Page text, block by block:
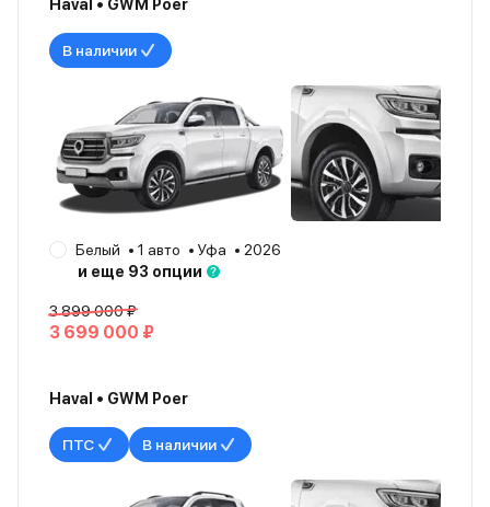
Haval • GWM Poer
В наличии
Белый 1 авто Уфа
2026
и еще 93 опции
3 899 000 ₽
3 699 000 ₽
Haval • GWM Poer
ПТС В наличии